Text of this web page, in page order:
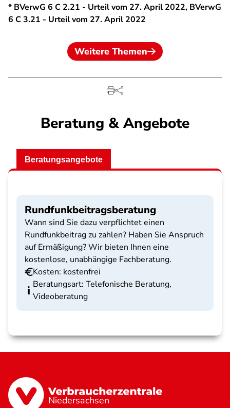
* BVerwG 6 C 2.21 - Urteil vom 27. April 2022, BVerwG
6 C 3.21 - Urteil vom 27. April 2022
Weitere Themen
Beratung & Angebote
Beratungsangebote
Rundfunkbeitragsberatung
Wann sind Sie dazu verpflichtet einen
Rundfunkbeitrag zu zahlen? Haben Sie Anspruch
auf Ermäßigung? Wir bieten Ihnen eine
kostenlose, unabhängige Fachberatung.
Kosten: kostenfrei
Beratungsart: Telefonische Beratung,
Videoberatung
Niedersachsen